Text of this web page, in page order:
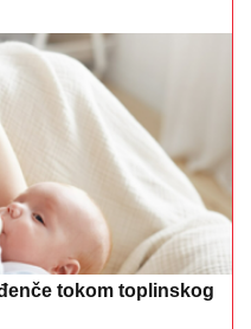
tokom toplinskog